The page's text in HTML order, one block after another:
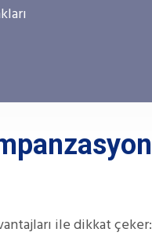
ile dikkat çeker: